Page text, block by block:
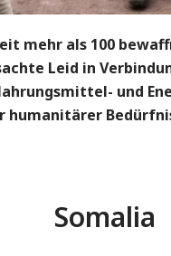
mehr als 100
Leid in
und
humanitärer
Somalia